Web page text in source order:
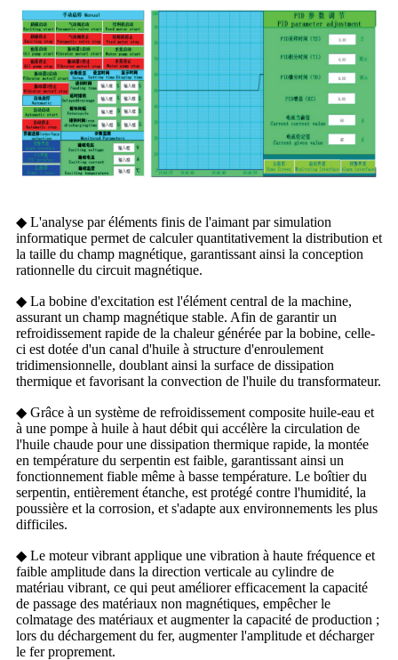
◆ L'analyse par éléments finis de l'aimant par simulation
informatique permet de calculer quantitativement la distribution et
la taille du champ magnétique, garantissant ainsi la conception
rationnelle du circuit magnétique.
◆ La bobine d'excitation est l'élément central de la machine,
assurant un champ magnétique stable. Afin de garantir un
refroidissement rapide de la chaleur générée par la bobine, celle-
ci est dotée d'un canal d'huile à structure d'enroulement
tridimensionnelle, doublant ainsi la surface de dissipation
thermique et favorisant la convection de l'huile du transformateur.
◆ Grâce à un système de refroidissement composite huile-eau et
à une pompe à huile à haut débit qui accélère la circulation de
l'huile chaude pour une dissipation thermique rapide, la montée
en température du serpentin est faible, garantissant ainsi un
fonctionnement fiable même à basse température. Le boîtier du
serpentin, entièrement étanche, est protégé contre l'humidité, la
poussière et la corrosion, et s'adapte aux environnements les plus
difficiles.
◆ Le moteur vibrant applique une vibration à haute fréquence et
faible amplitude dans la direction verticale au cylindre de
matériau vibrant, ce qui peut améliorer efficacement la capacité
de passage des matériaux non magnétiques, empêcher le
colmatage des matériaux et augmenter la capacité de production ;
lors du déchargement du fer, augmenter l'amplitude et décharger
le fer proprement.